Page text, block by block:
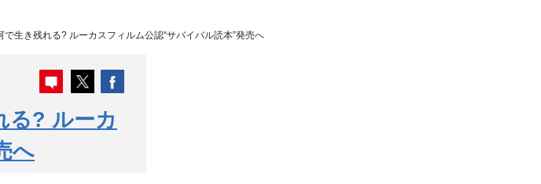
で生き残れる? ルーカスフィルム公認“サバイバル読本”発売へ
る? ルーカ
へ